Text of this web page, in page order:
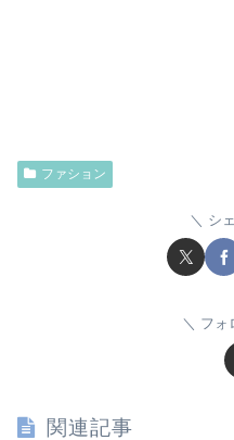
ファション
シ
フォ
関連記事